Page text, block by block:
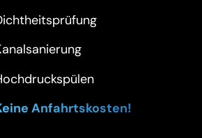
Anfahrtskosten!